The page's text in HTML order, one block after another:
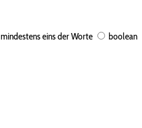
mindestens eins der Worte boolean